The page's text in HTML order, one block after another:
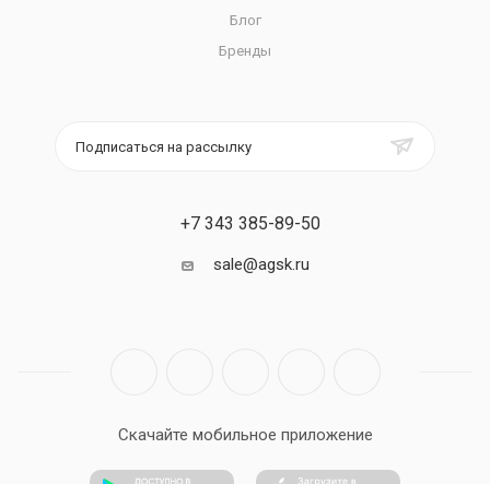
Блог
Бренды
Подписаться на рассылку
+7 343 385-89-50
sale@agsk.ru
Скачайте мобильное приложение